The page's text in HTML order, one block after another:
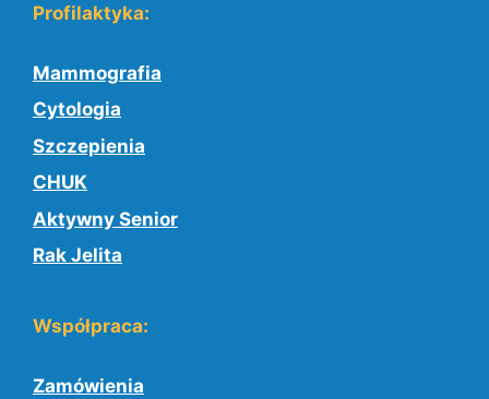
Profilaktyka:
Mammografia
Cytologia
Szczepienia
CHUK
Aktywny Senior
Rak Jelita
Współpraca:
Zamówienia